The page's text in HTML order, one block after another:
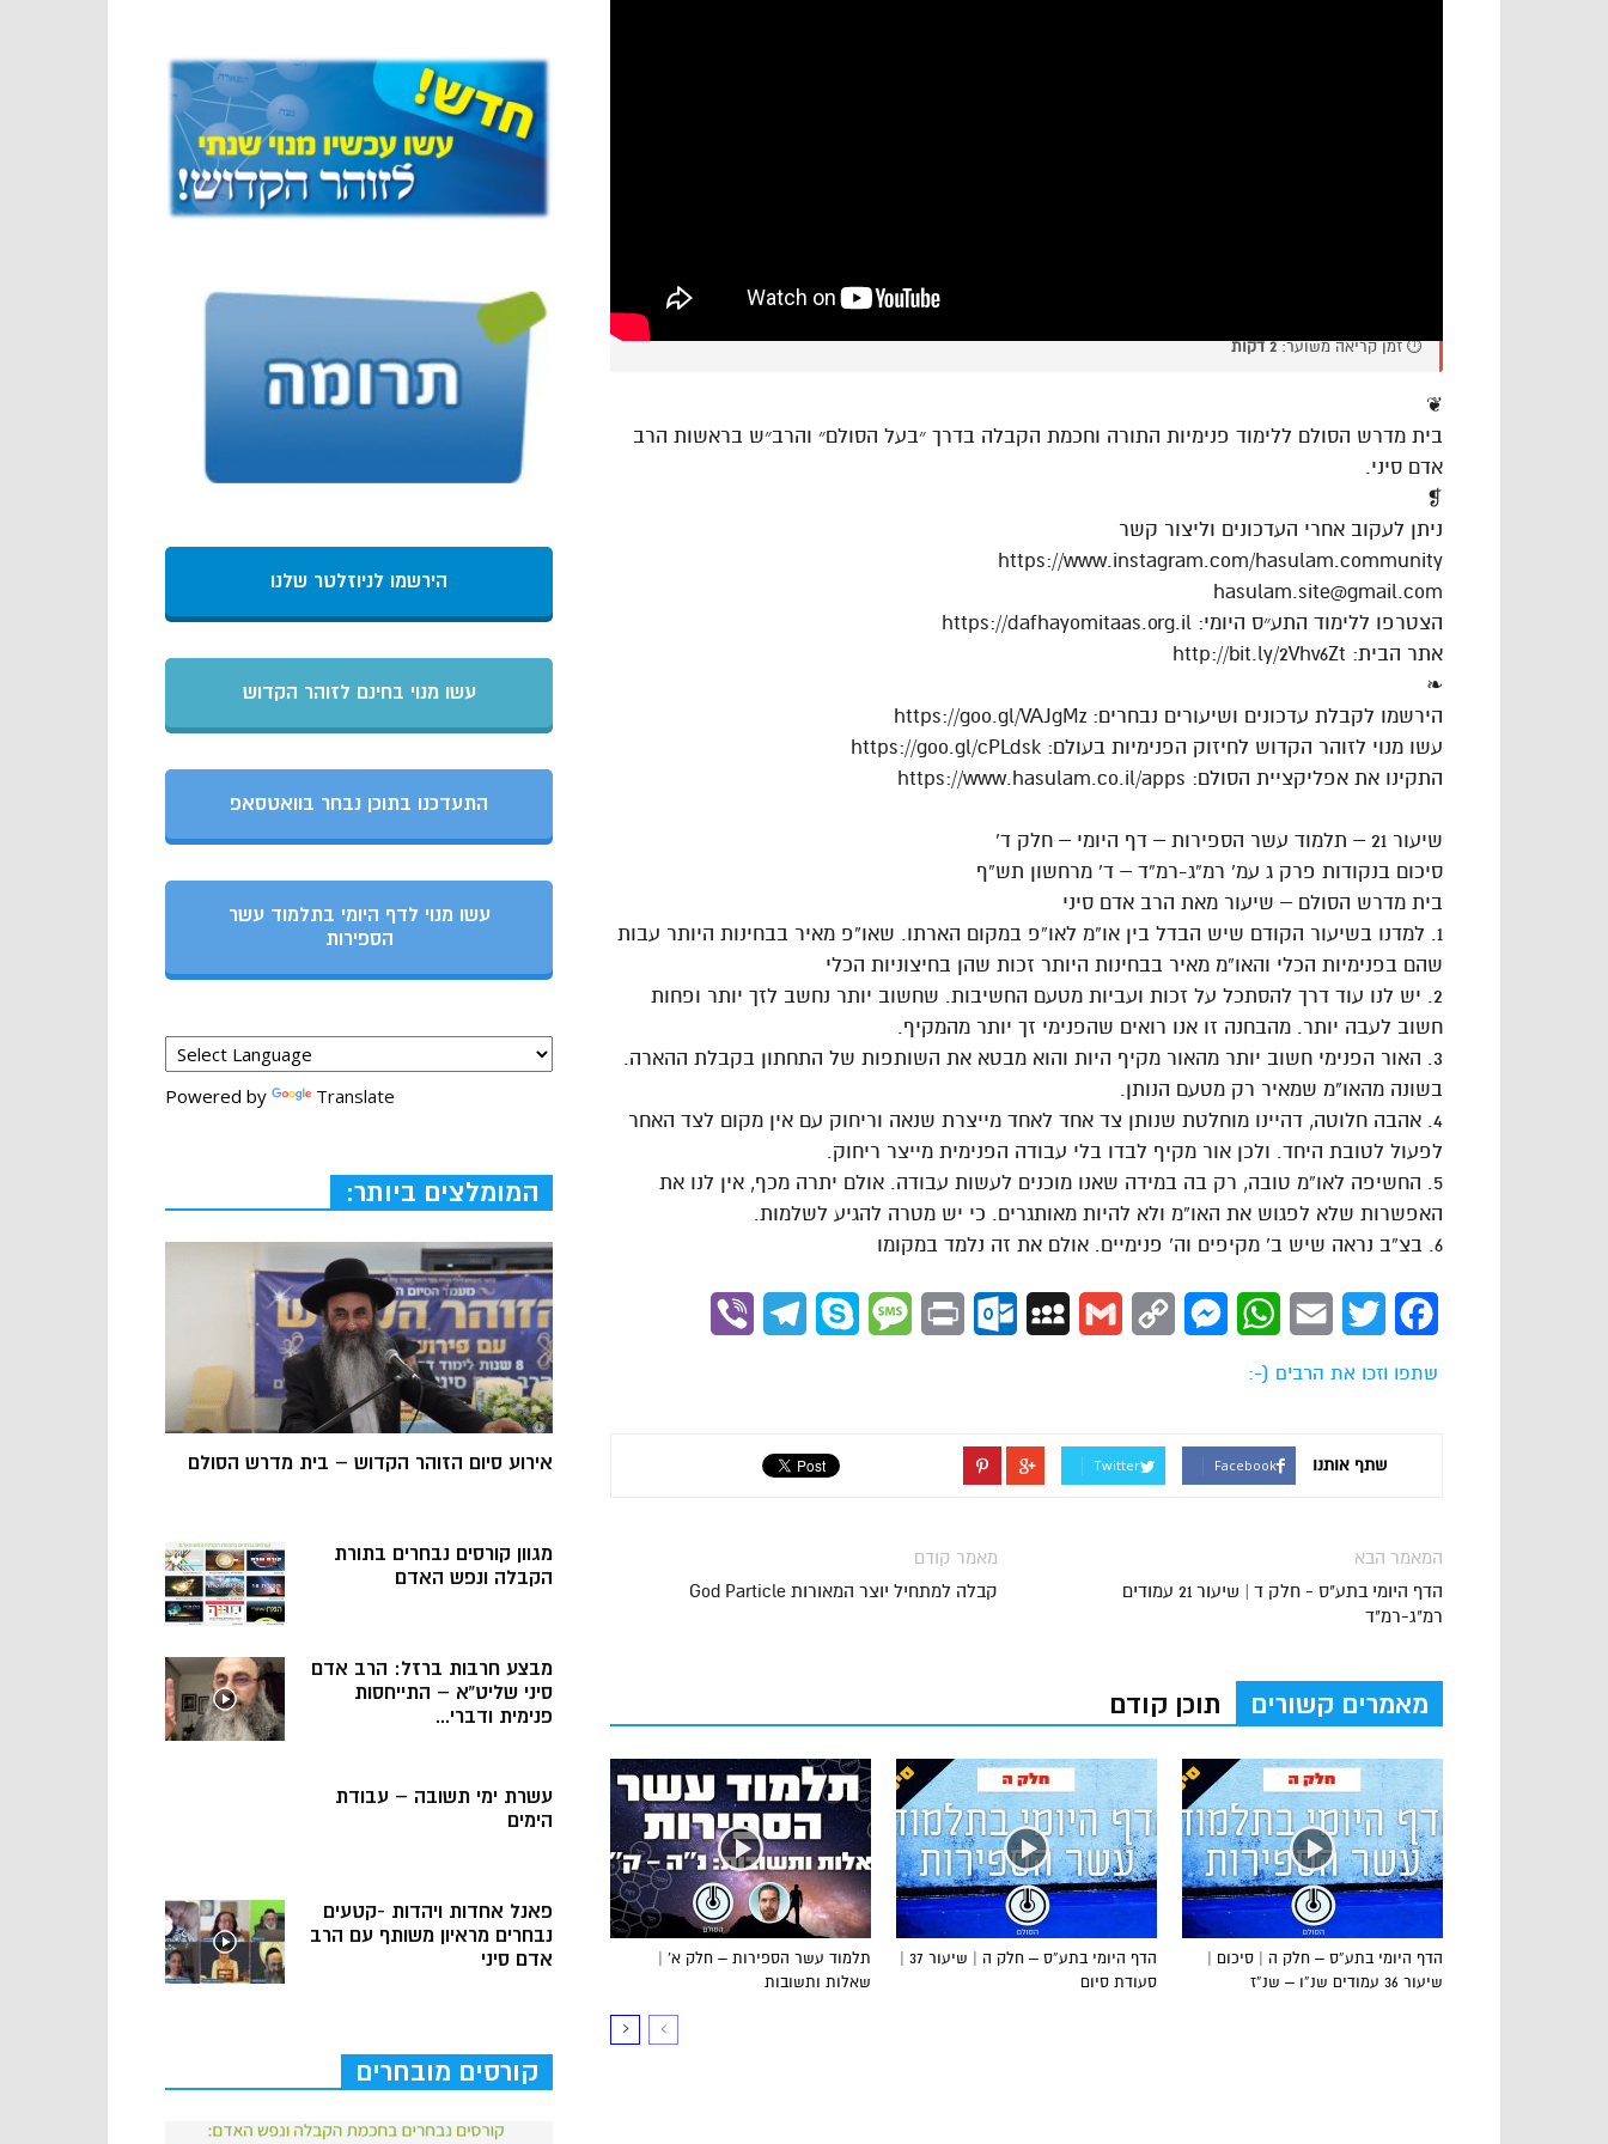
⏱️ זמן קריאה משוער:2 דקות
❦
בית מדרש הסולם ללימוד פנימיות התורה וחכמת הקבלה בדרך ״בעל הסולם״ והרב״ש בראשות הרב
אדם סיני.
❡
ניתן לעקוב אחרי העדכונים וליצור קשר
https://www.instagram.com/hasulam.community
hasulam.site@gmail.com
הצטרפו ללימוד התע״ס היומי: https://dafhayomitaas.org.il
אתר הבית: http://bit.ly/2Vhv6Zt
❧
הירשמו לקבלת עדכונים ושיעורים נבחרים: https://goo.gl/VAJgMz
עשו מנוי לזוהר הקדוש לחיזוק הפנימיות בעולם: https://goo.gl/cPLdsk
התקינו את אפליקציית הסולם: https://www.hasulam.co.il/apps
שיעור 21 – תלמוד עשר הספירות – דף היומי – חלק ד’
סיכום בנקודות פרק ג עמ’ רמ”ג-רמ”ד – ד’ מרחשון תש”ף
בית מדרש הסולם – שיעור מאת הרב אדם סיני
1. למדנו בשיעור הקודם שיש הבדל בין או”מ לאו”פ במקום הארתו. שאו”פ מאיר בבחינות היותר עבות
שהם בפנימיות הכלי והאו”מ מאיר בבחינות היותר זכות שהן בחיצוניות הכלי
2. יש לנו עוד דרך להסתכל על זכות ועביות מטעם החשיבות. שחשוב יותר נחשב לזך יותר ופחות
חשוב לעבה יותר. מהבחנה זו אנו רואים שהפנימי זך יותר מהמקיף.
3. האור הפנימי חשוב יותר מהאור מקיף היות והוא מבטא את השותפות של התחתון בקבלת ההארה.
בשונה מהאו”מ שמאיר רק מטעם הנותן.
4. אהבה חלוטה, דהיינו מוחלטת שנותן צד אחד לאחד מייצרת שנאה וריחוק עם אין מקום לצד האחר
לפעול לטובת היחד. ולכן אור מקיף לבדו בלי עבודה הפנימית מייצר ריחוק.
5. החשיפה לאו”מ טובה, רק בה במידה שאנו מוכנים לעשות עבודה. אולם יתרה מכף, אין לנו את
האפשרות שלא לפגוש את האו”מ ולא להיות מאותגרים. כי יש מטרה להגיע לשלמות.
6. בצ”ב נראה שיש ב’ מקיפים וה’ פנימיים. אולם את זה נלמד במקומו
Facebook
Twitter
Email
WhatsApp
Messenger
Copy
Gmail
MySpace
Outlook.com
Print
Message
Skype
Telegram
שתפו וזכו את הרבים (-:
שתף אותנו Facebook
Twitter
מאמר קודם
קבלה למתחיל יוצר המאורות God Particle
המאמר הבא
הדף היומי בתע"ס - חלק ד | שיעור 21 עמודים
רמ"ג-רמ"ד
מאמרים קשורים תוכן קודם
תלמוד עשר הספירות – חלק א’ |
שאלות ותשובות
סעודת סיום
הדף היומי בתע”ס – חלק ה | סיכום |
שיעור 36 עמודים שנ”ו – שנ”ז
הירשמו לניוזלטר שלנו
עשו מנוי בחינם לזוהר הקדוש
התעדכנו בתוכן נבחר בוואטסאפ
עשו מנוי לדף היומי בתלמוד עשר
הספירות
Powered by Translate
המומלצים ביותר:
אירוע סיום הזוהר הקדוש – בית מדרש הסולם
מגוון קורסים נבחרים בתורת
הקבלה ונפש האדם
מבצע חרבות ברזל: הרב אדם
סיני שליט”א – התייחסות
פנימית ודברי...
עשרת ימי תשובה – עבודת
הימים
פאנל אחדות ויהדות -קטעים
נבחרים מראיון משותף עם הרב
אדם סיני
קורסים מובחרים